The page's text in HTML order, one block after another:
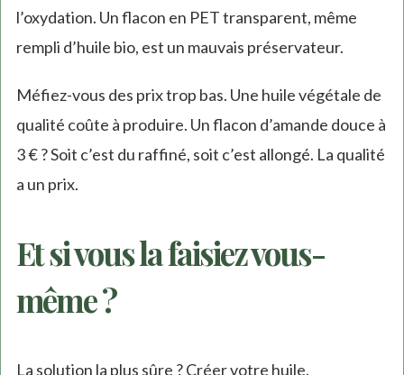
l’oxydation. Un flacon en PET transparent, même
rempli d’huile bio, est un mauvais préservateur.
Méfiez-vous des prix trop bas. Une huile végétale de
qualité coûte à produire. Un flacon d’amande douce à
3 € ? Soit c’est du raffiné, soit c’est allongé. La qualité
a un prix.
Et si vous la faisiez vous-
même ?
La solution la plus sûre ? Créer votre huile.